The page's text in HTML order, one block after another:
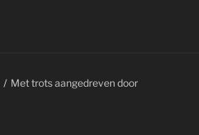
Met trots aangedreven door